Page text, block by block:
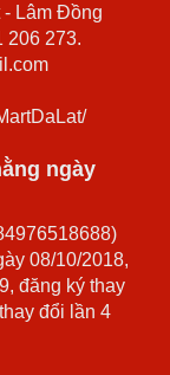
Lâm Đồng
206 273.
ngày
08/10/2018,
đăng ký thay
đổi lần 4